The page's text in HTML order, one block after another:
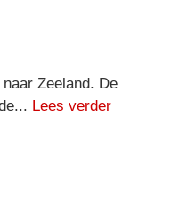
Zeeland. De
Lees verder